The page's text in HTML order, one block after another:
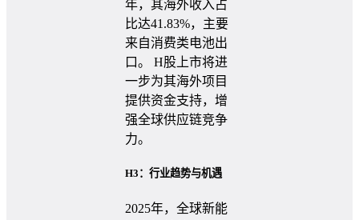
年，其海外收入占
比达41.83%，主要
来自消费类电池出
口。 H股上市将进
一步为其海外项目
提供资金支持，增
强全球供应链竞争
力。
H3：行业趋势与机遇
2025年，全球新能